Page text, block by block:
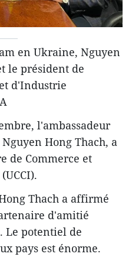
en Ukraine, Nguyen
le président de
d'Industrie
l'ambassadeur
Hong Thach, a
de Commerce et
Thach a affirmé
d'amitié
Le potentiel de
pays est énorme.